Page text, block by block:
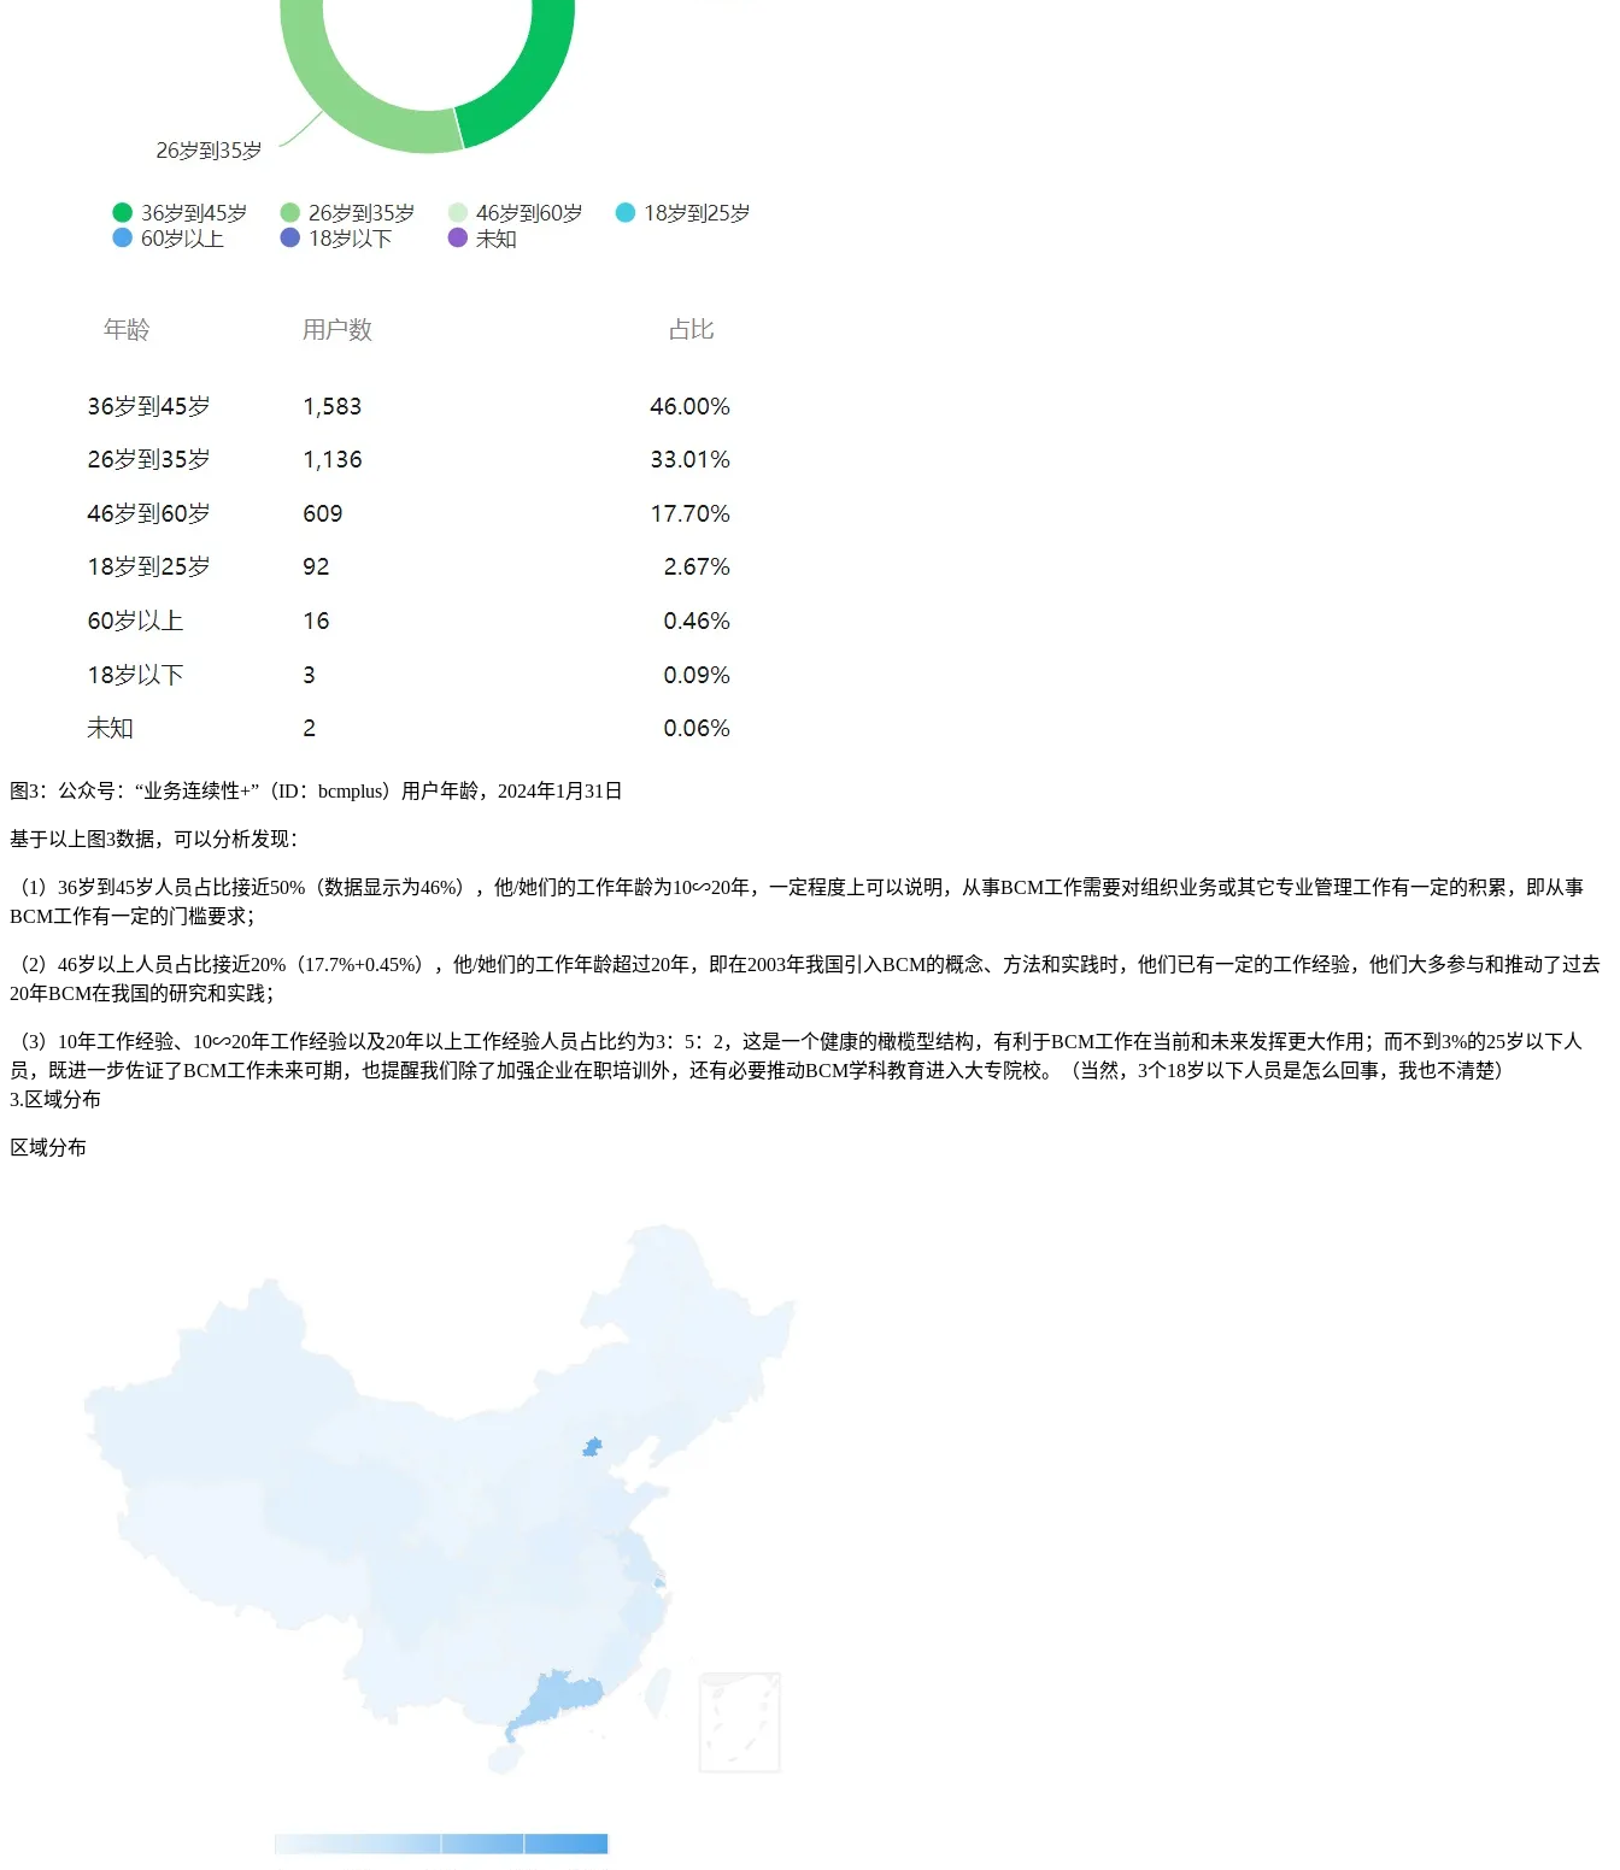
图3：公众号：“业务连续性+”（ID：bcmplus）用户年龄，2024年1月31日
基于以上图3数据，可以分析发现：
（1）36岁到45岁人员占比接近50%（数据显示为46%），他/她们的工作年龄为10∽20年，一定程度上可以说明，从事BCM工作需要对组织业务或其它专业管理工作有一定的积累，即从事
BCM工作有一定的门槛要求；
（2）46岁以上人员占比接近20%（17.7%+0.45%），他/她们的工作年龄超过20年，即在2003年我国引入BCM的概念、方法和实践时，他们已有一定的工作经验，他们大多参与和推动了过去
20年BCM在我国的研究和实践；
（3）10年工作经验、10∽20年工作经验以及20年以上工作经验人员占比约为3：5：2，这是一个健康的橄榄型结构，有利于BCM工作在当前和未来发挥更大作用；而不到3%的25岁以下人
员，既进一步佐证了BCM工作未来可期，也提醒我们除了加强企业在职培训外，还有必要推动BCM学科教育进入大专院校。（当然，3个18岁以下人员是怎么回事，我也不清楚）
3.区域分布
区域分布